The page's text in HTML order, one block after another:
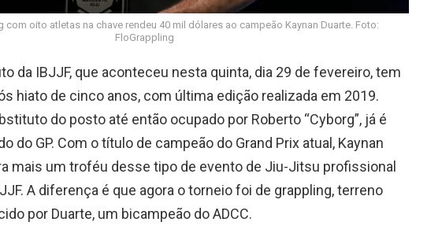
com oito atletas na chave rendeu 40 mil dólares ao campeão Kaynan Duarte. Foto:
FloGrappling
da IBJJF, que aconteceu nesta quinta, dia 29 de fevereiro, tem
hiato de cinco anos, com última edição realizada em 2019.
do posto até então ocupado por Roberto “Cyborg”, já é
do GP. Com o título de campeão do Grand Prix atual, Kaynan
mais um troféu desse tipo de evento de Jiu-Jitsu profissional
A diferença é que agora o torneio foi de grappling, terreno
por Duarte, um bicampeão do ADCC.